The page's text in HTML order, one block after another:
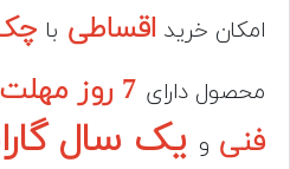
لیست
دوربین
بله
امکان خرید اقساطی با
محصول دارای
7 روز
فنی و یک سال